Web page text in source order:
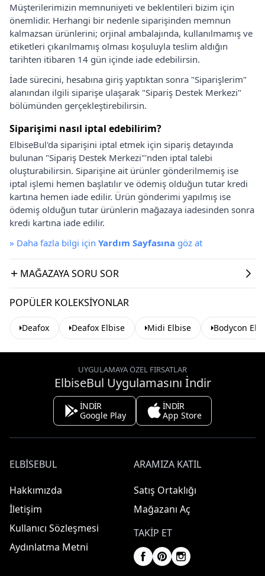
Müşterilerimizin memnuniyeti ve beklentileri bizim için
önemlidir. Herhangi bir nedenle siparişinden memnun
kalmazsan ürünlerini; orjinal ambalajında, kullanılmamış ve
etiketleri çıkarılmamış olması koşuluyla teslim aldığın
tarihten itibaren 14 gün içinde iade edebilirsin.
İade sürecini, hesabına giriş yaptıktan sonra "Siparişlerim"
alanından ilgili siparişe ulaşarak "Sipariş Destek Merkezi"
bölümünden gerçekleştirebilirsin.
Siparişimi nasıl iptal edebilirim?
ElbiseBul'da siparişini iptal etmek için sipariş detayında
bulunan "Sipariş Destek Merkezi"'nden iptal talebi
oluşturabilirsin. Siparişine ait ürünler gönderilmemiş ise
iptal işlemi hemen başlatılır ve ödemiş olduğun tutar kredi
kartına hemen iade edilir. Ürün gönderimi yapılmış ise
ödemiş olduğun tutar ürünlerin mağazaya iadesinden sonra
kredi kartına iade edilir.
» Daha fazla bilgi için Yardım Sayfasına göz at
MAĞAZAYA SORU SOR
POPÜLER KOLEKSIYONLAR
Deafox Deafox Elbise Midi Elbise Bodycon
UYGULAMAYA ÖZEL FIRSATLAR
ElbiseBul Uygulamasını İndir
İNDİR
Google Play
İNDİR
App Store
ELBISEBUL
Hakkımızda
İletişim
Kullanıcı Sözleşmesi
Aydınlatma Metni
ARAMIZA KATIL
Satış Ortaklığı
Mağazanı Aç
TAKIP ET